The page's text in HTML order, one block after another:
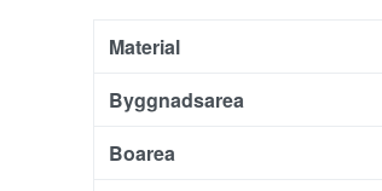
Material
Byggnadsarea
Boarea